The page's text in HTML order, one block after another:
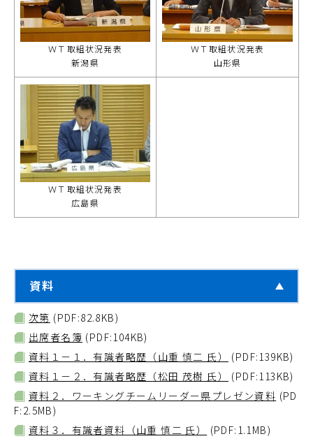
ＷＴ取組状況発表
新潟県
ＷＴ取組状況発表
山形県
ＷＴ取組状況発表
広島県
資料
次第 (PDF:82.8KB)
出席者名簿 (PDF:104KB)
資料１－１．有識者略歴（山重 慎二 氏）
(PDF:139KB)
資料１－２．有識者略歴（松田 茂樹 氏）
(PDF:113KB)
資料２．ワーキングチームリーダー県プレゼン資料 (PD
F:2.5MB)
資料３．有識者資料（山重 慎二 氏）
(PDF:1.1MB)